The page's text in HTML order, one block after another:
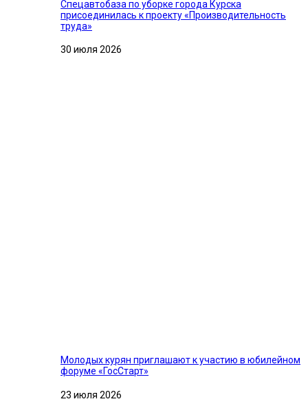
Спецавтобаза по уборке города Курска
присоединилась к проекту «Производительность
труда»
30 июля 2026
Молодых курян приглашают к участию в юбилейном
форуме «ГосСтарт»
23 июля 2026